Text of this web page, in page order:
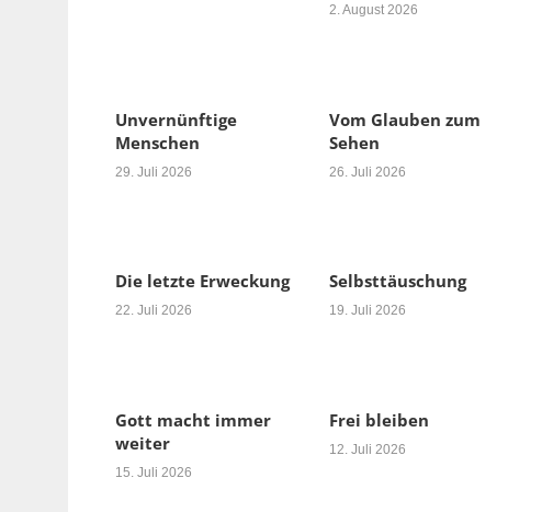
2. August 2026
Unvernünftige
Menschen
29. Juli 2026
Vom Glauben zum
Sehen
26. Juli 2026
Die letzte Erweckung
22. Juli 2026
Selbsttäuschung
19. Juli 2026
Gott macht immer
weiter
15. Juli 2026
Frei bleiben
12. Juli 2026